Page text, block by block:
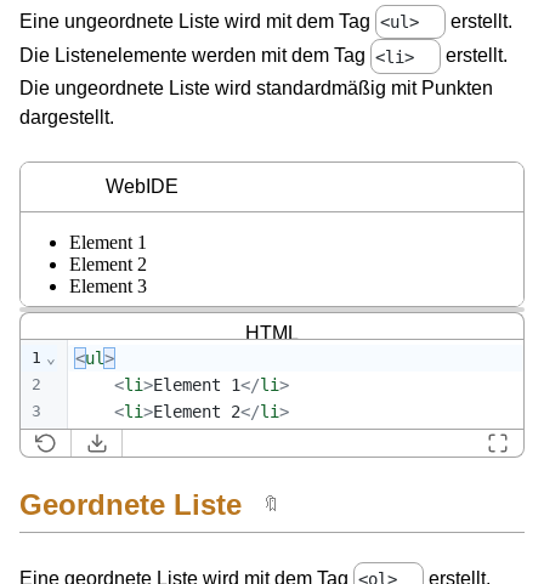
Eine ungeordnete Liste wird mit dem Tag <ul>
erstellt.
Die Listenelemente werden mit dem Tag <li>
erstellt.
Die ungeordnete Liste wird standardmäßig mit Punkten
dargestellt.
WebIDE
HTML
1
2
3
4
⌄ <ul>
<li>Element 1</li>
<li>Element 2</li>
Geordnete Liste 🔖
Eine geordnete Liste wird mit dem Tag <ol> erstellt.